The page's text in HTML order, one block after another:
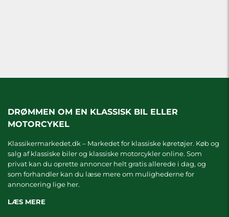
DRØMMEN OM EN KLASSISK BIL ELLER
MOTORCYKEL
Klassikermarkedet.dk – Markedet for klassiske køretøjer. Køb og
salg af klassiske biler og klassiske motorcykler online. Som
privat kan du oprette annoncer helt gratis allerede i dag, og
som forhandler kan du læse mere om mulighederne for
annoncering lige her.
LÆS MERE